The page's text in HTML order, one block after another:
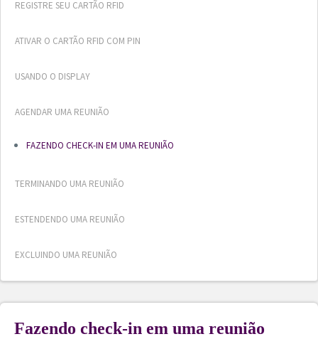
REGISTRE SEU CARTÃO RFID
ATIVAR O CARTÃO RFID COM PIN
USANDO O DISPLAY
AGENDAR UMA REUNIÃO
FAZENDO CHECK-IN EM UMA REUNIÃO
TERMINANDO UMA REUNIÃO
ESTENDENDO UMA REUNIÃO
EXCLUINDO UMA REUNIÃO
Fazendo check-in em uma reunião